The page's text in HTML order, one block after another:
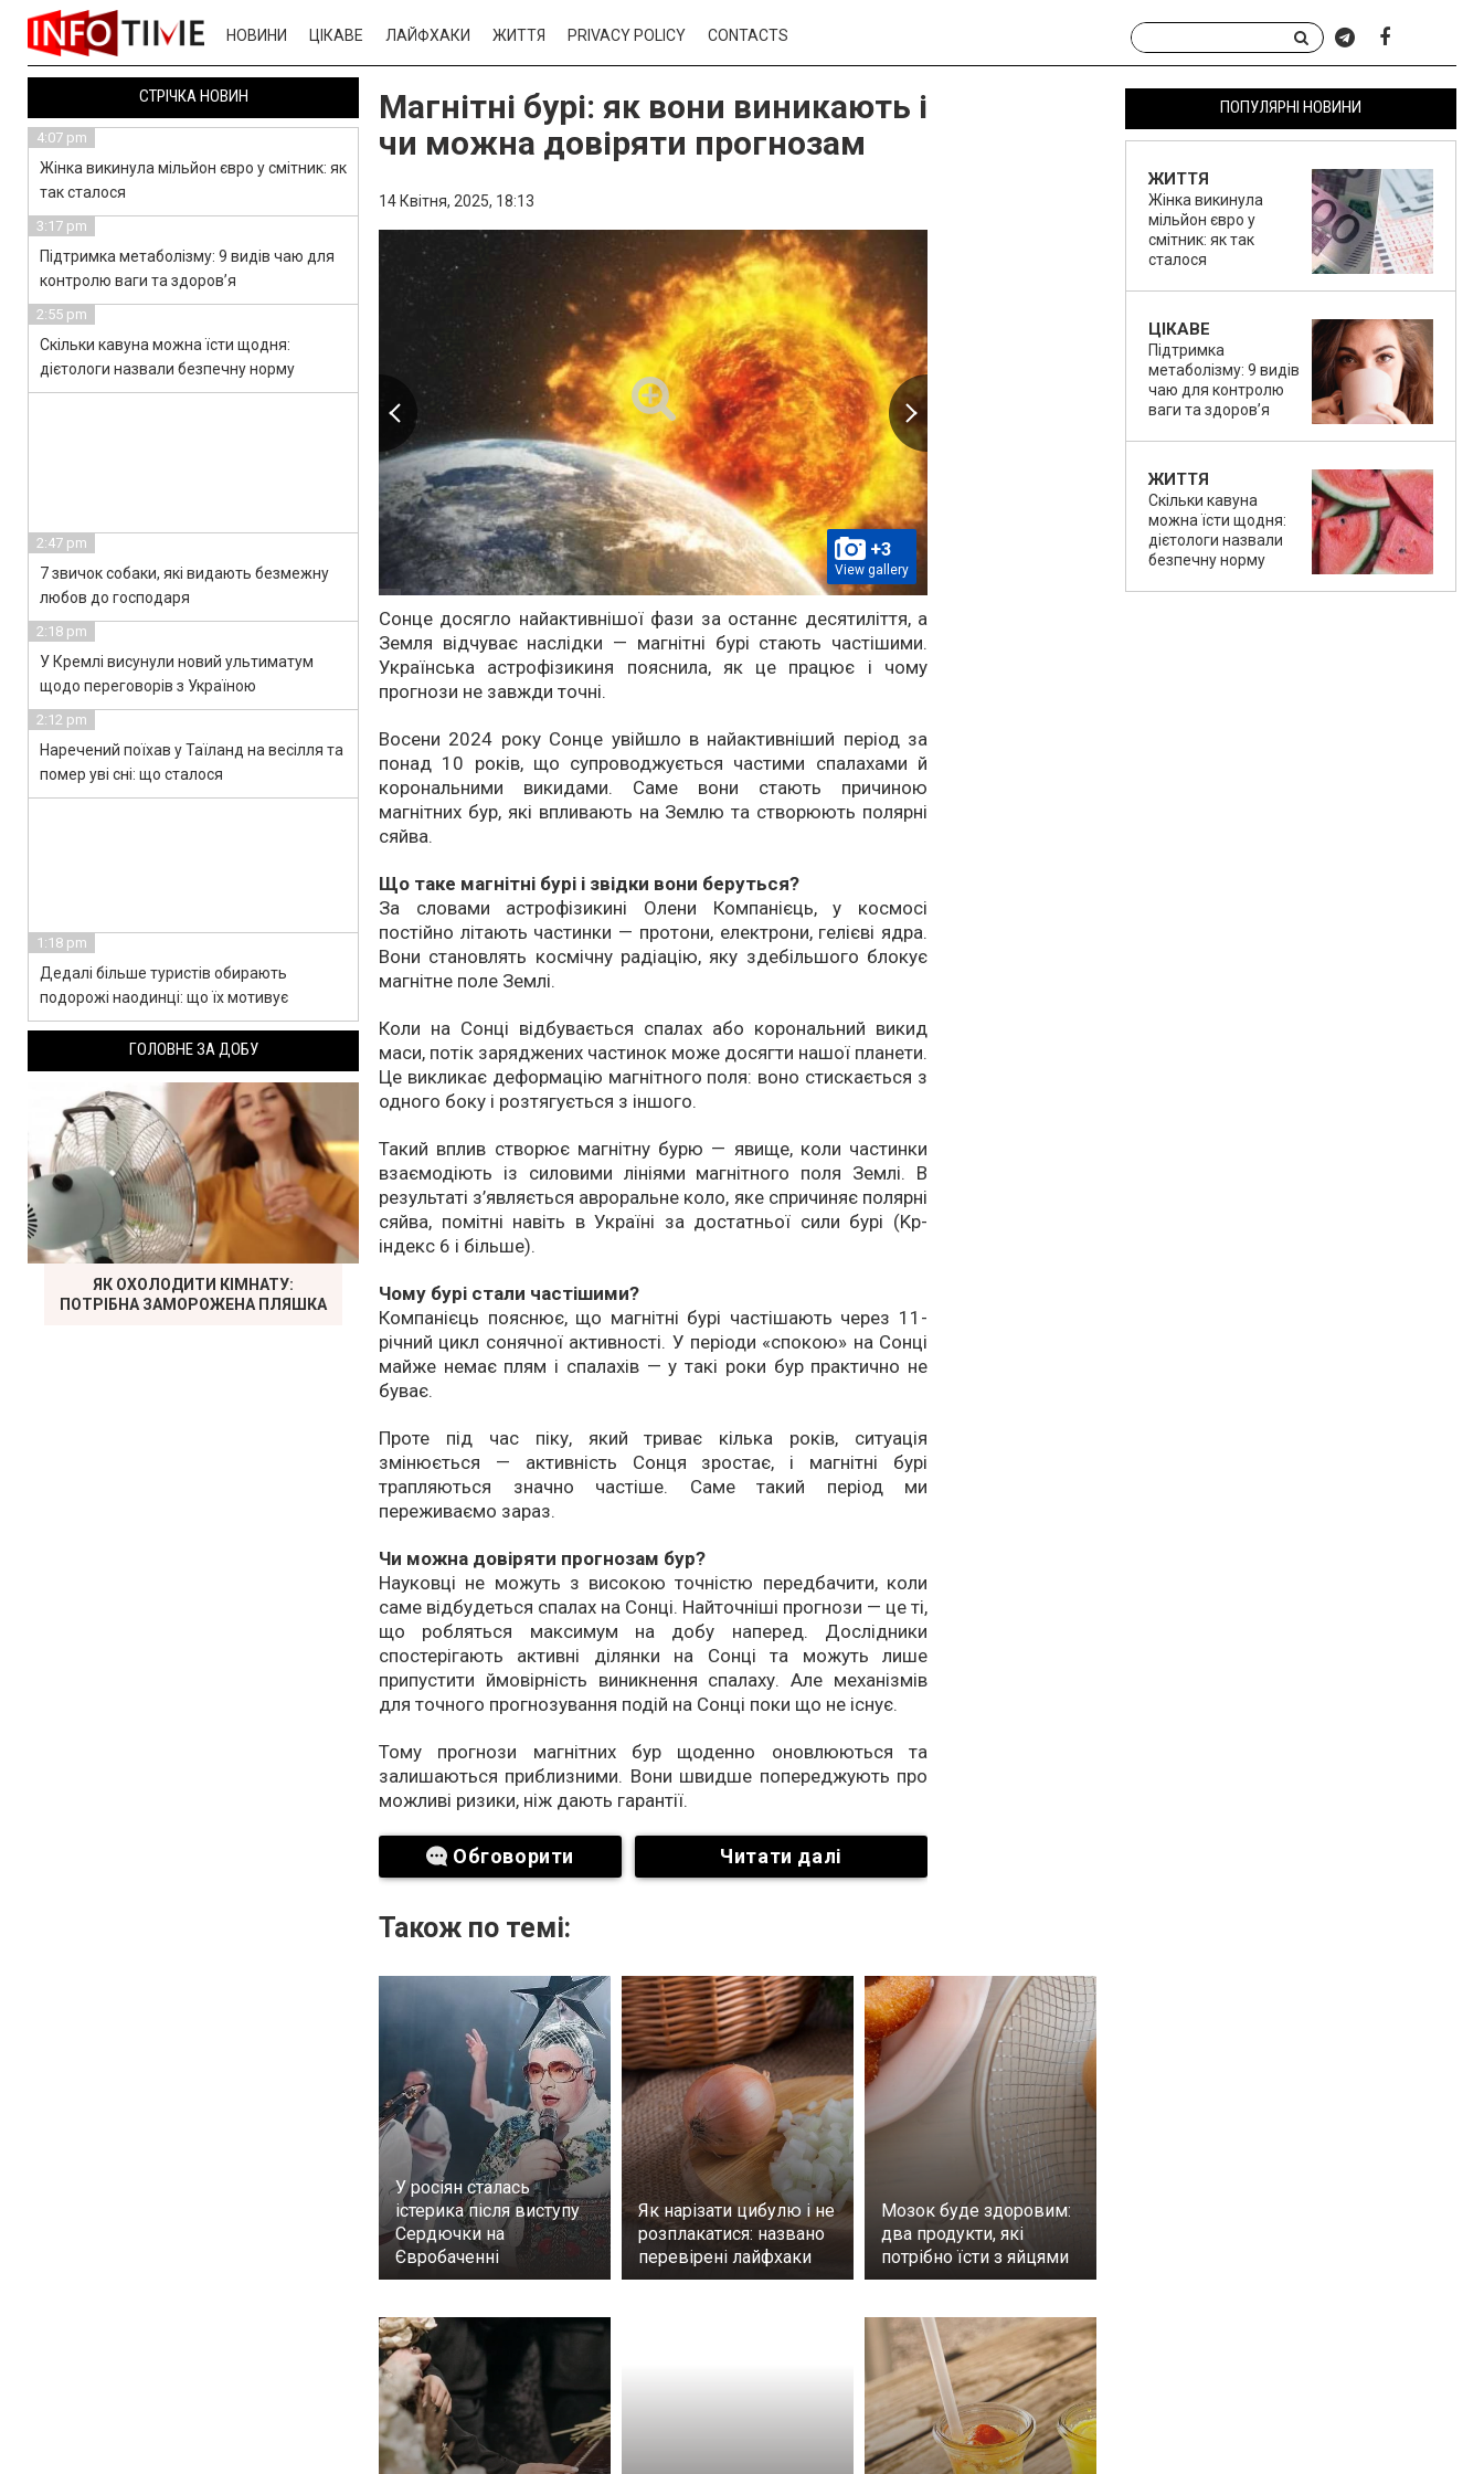
НОВИНИ ЦІКАВЕ ЛАЙФХАКИ ЖИТТЯ PRIVACY POLICY CONTACTS
Магнітні бурі: як вони виникають і
чи можна довіряти прогнозам
14 Квітня, 2025, 18:13
+3
View gallery
Сонце досягло найактивнішої фази за останнє десятиліття, а
Земля відчуває наслідки — магнітні бурі стають частішими.
Українська астрофізикиня пояснила, як це працює і чому
прогнози не завжди точні.
Восени 2024 року Сонце увійшло в найактивніший період за
понад 10 років, що супроводжується частими спалахами й
корональними викидами. Саме вони стають причиною
магнітних бур, які впливають на Землю та створюють полярні
сяйва.
Що таке магнітні бурі і звідки вони беруться?
За словами астрофізикині Олени Компанієць, у космосі
постійно літають частинки — протони, електрони, гелієві ядра.
Вони становлять космічну радіацію, яку здебільшого блокує
магнітне поле Землі.
Коли на Сонці відбувається спалах або корональний викид
маси, потік заряджених частинок може досягти нашої планети.
Це викликає деформацію магнітного поля: воно стискається з
одного боку і розтягується з іншого.
Такий вплив створює магнітну бурю — явище, коли частинки
взаємодіють із силовими лініями магнітного поля Землі. В
результаті з’являється авроральне коло, яке спричиняє полярні
сяйва, помітні навіть в Україні за достатньої сили бурі (Kp-
індекс 6 і більше).
Чому бурі стали частішими?
Компанієць пояснює, що магнітні бурі частішають через 11-
річний цикл сонячної активності. У періоди «спокою» на Сонці
майже немає плям і спалахів — у такі роки бур практично не
буває.
Проте під час піку, який триває кілька років, ситуація
змінюється — активність Сонця зростає, і магнітні бурі
трапляються значно частіше. Саме такий період ми
переживаємо зараз.
Чи можна довіряти прогнозам бур?
Науковці не можуть з високою точністю передбачити, коли
саме відбудеться спалах на Сонці. Найточніші прогнози — це ті,
що робляться максимум на добу наперед. Дослідники
спостерігають активні ділянки на Сонці та можуть лише
припустити ймовірність виникнення спалаху. Але механізмів
для точного прогнозування подій на Сонці поки що не існує.
Тому прогнози магнітних бур щоденно оновлюються та
залишаються приблизними. Вони швидше попереджують про
можливі ризики, ніж дають гарантії.
Обговорити Читати далі
Також по темі:
У росіян сталась
істерика після виступу
Сердючки на
Євробаченні
Як нарізати цибулю і не
розплакатися: названо
перевірені лайфхаки
Мозок буде здоровим:
два продукти, які
потрібно їсти з яйцями
ПОПУЛЯРНІ НОВИНИ
ЖИТТЯ
Жінка викинула
мільйон євро у
смітник: як так
сталося
ЦІКАВЕ
Підтримка
метаболізму: 9 видів
чаю для контролю
ваги та здоров’я
ЖИТТЯ
Скільки кавуна
можна їсти щодня:
дієтологи назвали
безпечну норму
СТРІЧКА НОВИН
4:07 pm
Жінка викинула мільйон євро у смітник: як
так сталося
3:17 pm
Підтримка метаболізму: 9 видів чаю для
контролю ваги та здоров’я
2:55 pm
Скільки кавуна можна їсти щодня:
дієтологи назвали безпечну норму
2:47 pm
7 звичок собаки, які видають безмежну
любов до господаря
2:18 pm
У Кремлі висунули новий ультиматум
щодо переговорів з Україною
2:12 pm
Наречений поїхав у Таїланд на весілля та
помер уві сні: що сталося
1:18 pm
Дедалі більше туристів обирають
подорожі наодинці: що їх мотивує
ГОЛОВНЕ ЗА ДОБУ
ЯК ОХОЛОДИТИ КІМНАТУ:
ПОТРІБНА ЗАМОРОЖЕНА ПЛЯШКА